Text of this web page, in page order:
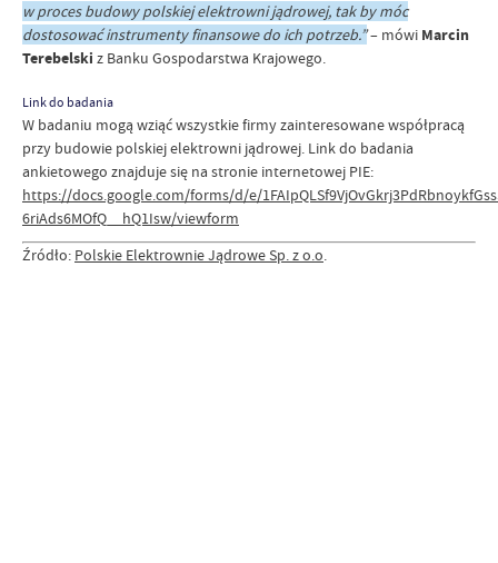
w proces budowy polskiej elektrowni jądrowej, tak by móc
dostosować instrumenty finansowe do ich potrzeb.”– mówi Marcin
Terebelski z Banku Gospodarstwa Krajowego.
Link do badania
W badaniu mogą wziąć wszystkie firmy zainteresowane współpracą
przy budowie polskiej elektrowni jądrowej. Link do badania
ankietowego znajduje się na stronie internetowej PIE:
https://docs.google.com/forms/d/e/
6riAds6MOfQ__hQ1Isw/viewform
Źródło: Polskie Elektrownie Jądrowe Sp. z o.o.